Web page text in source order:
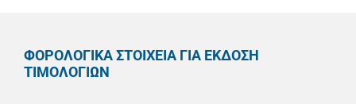
ΦΟΡΟΛΟΓΙΚΑ ΣΤΟΙΧΕΙΑ ΓΙΑ ΕΚΔΟΣΗ
ΤΙΜΟΛΟΓΙΩΝ